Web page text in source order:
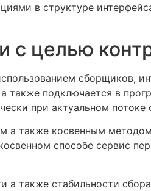
в структуре
с целью
сборщиков,
подключается в
при актуальном потоке
а также косвенным
способе сервис
а также стабильности